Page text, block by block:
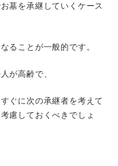
墓を承継していくケース
ることが一般的です。
が高齢で、
ぐに次の承継者を考えて
慮しておくべきでしょ